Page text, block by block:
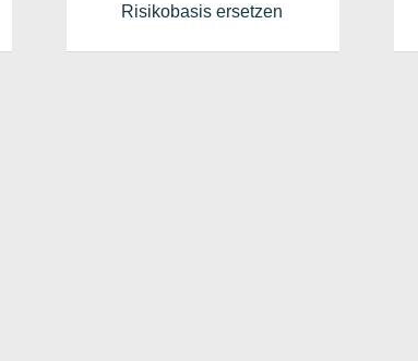
Risikobasis ersetzen